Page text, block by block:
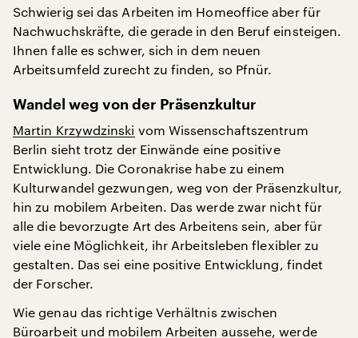
Schwierig sei das Arbeiten im Homeoffice aber für
Nachwuchskräfte, die gerade in den Beruf einsteigen.
Ihnen falle es schwer, sich in dem neuen
Arbeitsumfeld zurecht zu finden, so Pfnür.
Wandel weg von der Präsenzkultur
Martin Krzywdzinski vom Wissenschaftszentrum
Berlin sieht trotz der Einwände eine positive
Entwicklung. Die Coronakrise habe zu einem
Kulturwandel gezwungen, weg von der Präsenzkultur,
hin zu mobilem Arbeiten. Das werde zwar nicht für
alle die bevorzugte Art des Arbeitens sein, aber für
viele eine Möglichkeit, ihr Arbeitsleben flexibler zu
gestalten. Das sei eine positive Entwicklung, findet
der Forscher.
Wie genau das richtige Verhältnis zwischen
Büroarbeit und mobilem Arbeiten aussehe, werde